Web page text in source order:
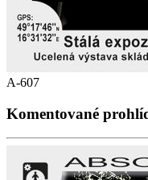
A-607
Komentované